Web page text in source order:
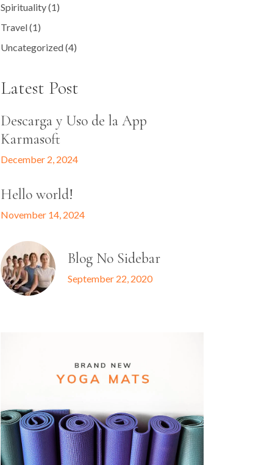
Spirituality(1)
Travel(1)
Uncategorized(4)
Latest Post
Descarga y Uso de la App
Karmasoft
December 2, 2024
Hello world!
November 14, 2024
Blog No Sidebar
September 22, 2020